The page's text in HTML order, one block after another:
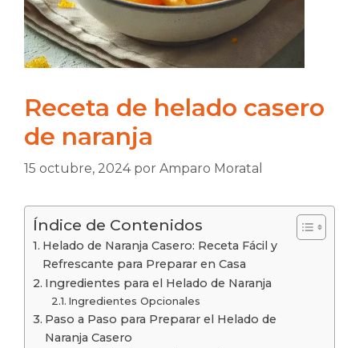
Receta de helado casero
de naranja
15 octubre, 2024 por Amparo Moratal
Índice de Contenidos
Helado de Naranja Casero: Receta Fácil y
Refrescante para Preparar en Casa
Ingredientes para el Helado de Naranja
Ingredientes Opcionales
Paso a Paso para Preparar el Helado de
Naranja Casero